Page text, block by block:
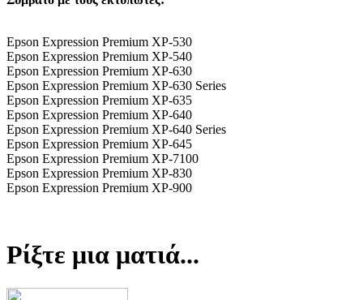
Epson Expression Premium XP-530
Epson Expression Premium XP-540
Epson Expression Premium XP-630
Epson Expression Premium XP-630 Series
Epson Expression Premium XP-635
Epson Expression Premium XP-640
Epson Expression Premium XP-640 Series
Epson Expression Premium XP-645
Epson Expression Premium XP-7100
Epson Expression Premium XP-830
Epson Expression Premium XP-900
Ρίξτε μια ματιά...